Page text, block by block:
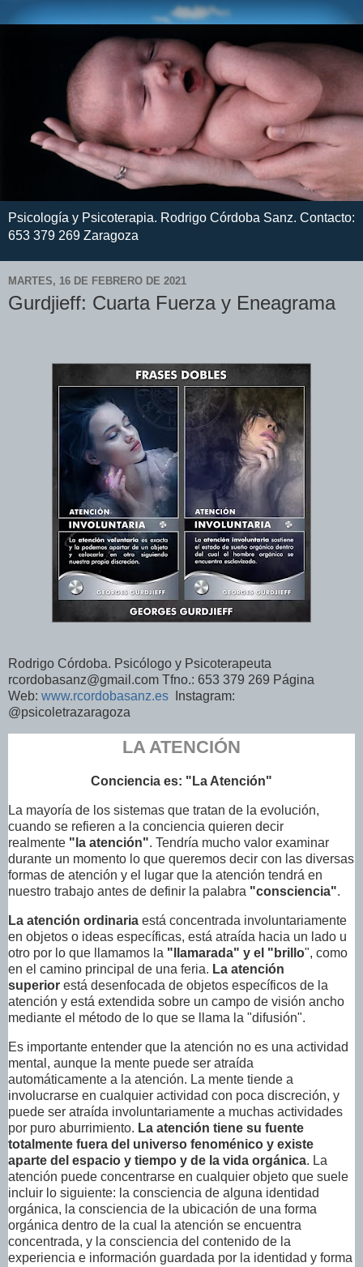
Psicología y Psicoterapia. Rodrigo Córdoba Sanz. Contacto:
653 379 269 Zaragoza
MARTES, 16 DE FEBRERO DE 2021
Gurdjieff: Cuarta Fuerza y Eneagrama
Rodrigo Córdoba. Psicólogo y Psicoterapeuta
rcordobasanz@gmail.com Tfno.: 653 379 269 Página
Web: www.rcordobasanz.es Instagram:
@psicoletrazaragoza
LA ATENCIÓN
Conciencia es: "La Atención"
La mayoría de los sistemas que tratan de la evolución,
cuando se refieren a la conciencia quieren decir
realmente "la atención". Tendría mucho valor examinar
durante un momento lo que queremos decir con las diversas
formas de atención y el lugar que la atención tendrá en
nuestro trabajo antes de definir la palabra "consciencia".
La atención ordinaria está concentrada involuntariamente
en objetos o ideas específicas, está atraída hacia un lado u
otro por lo que llamamos la "llamarada" y el "brillo", como
en el camino principal de una feria. La atención
superior está desenfocada de objetos específicos de la
atención y está extendida sobre un campo de visión ancho
mediante el método de lo que se llama la "difusión".
Es importante entender que la atención no es una actividad
mental, aunque la mente puede ser atraída
automáticamente a la atención. La mente tiende a
involucrarse en cualquier actividad con poca discreción, y
puede ser atraída involuntariamente a muchas actividades
por puro aburrimiento. La atención tiene su fuente
totalmente fuera del universo fenoménico y existe
aparte del espacio y tiempo y de la vida orgánica. La
atención puede concentrarse en cualquier objeto que suele
incluir lo siguiente: la consciencia de alguna identidad
orgánica, la consciencia de la ubicación de una forma
orgánica dentro de la cual la atención se encuentra
concentrada, y la consciencia del contenido de la
experiencia e información guardada por la identidad y forma